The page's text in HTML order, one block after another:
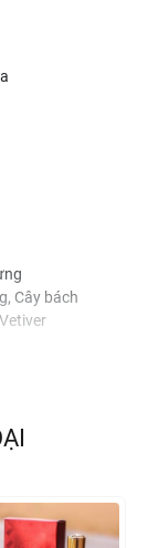
Cây bách